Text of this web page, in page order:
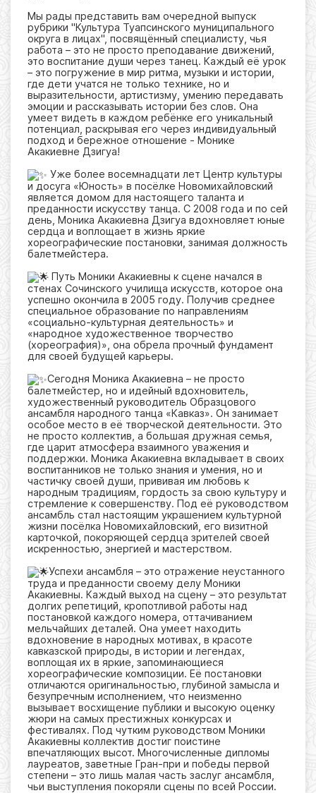
Мы рады представить вам очередной выпуск
рубрики "Культура Туапсинского муниципального
округа в лицах", посвящённый специалисту, чья
работа – это не просто преподавание движений,
это воспитание души через танец. Каждый её урок
– это погружение в мир ритма, музыки и истории,
где дети учатся не только технике, но и
выразительности, артистизму, умению передавать
эмоции и рассказывать истории без слов. Она
умеет видеть в каждом ребёнке его уникальный
потенциал, раскрывая его через индивидуальный
подход и бережное отношение - Монике
Акакиевне Дзигуа!
Уже более восемнадцати лет Центр культуры
и досуга «Юность» в посёлке Новомихайловский
является домом для настоящего таланта и
преданности искусству танца. С 2008 года и по сей
день, Моника Акакиевна Дзигуа вдохновляет юные
сердца и воплощает в жизнь яркие
хореографические постановки, занимая должность
балетмейстера.
Путь Моники Акакиевны к сцене начался в
стенах Сочинского училища искусств, которое она
успешно окончила в 2005 году. Получив среднее
специальное образование по направлениям
«социально-культурная деятельность» и
«народное художественное творчество
(хореография)», она обрела прочный фундамент
для своей будущей карьеры.
Сегодня Моника Акакиевна – не просто
балетмейстер, но и идейный вдохновитель,
художественный руководитель Образцового
ансамбля народного танца «Кавказ». Он занимает
особое место в её творческой деятельности. Это
не просто коллектив, а большая дружная семья,
где царит атмосфера взаимного уважения и
поддержки. Моника Акакиевна вкладывает в своих
воспитанников не только знания и умения, но и
частичку своей души, прививая им любовь к
народным традициям, гордость за свою культуру и
стремление к совершенству. Под её руководством
ансамбль стал настоящим украшением культурной
жизни посёлка Новомихайловский, его визитной
карточкой, покоряющей сердца зрителей своей
искренностью, энергией и мастерством.
Успехи ансамбля – это отражение неустанного
труда и преданности своему делу Моники
Акакиевны. Каждый выход на сцену – это результат
долгих репетиций, кропотливой работы над
постановкой каждого номера, оттачиванием
мельчайших деталей. Она умеет находить
вдохновение в народных мотивах, в красоте
кавказской природы, в истории и легендах,
воплощая их в яркие, запоминающиеся
хореографические композиции. Её постановки
отличаются оригинальностью, глубиной замысла и
безупречным исполнением, что неизменно
вызывает восхищение публики и высокую оценку
жюри на самых престижных конкурсах и
фестивалях. Под чутким руководством Моники
Акакиевны коллектив достиг поистине
впечатляющих высот. Многочисленные дипломы
лауреатов, заветные Гран-при и победы первой
степени – это лишь малая часть заслуг ансамбля,
чьи выступления покоряли сцены по всей России.